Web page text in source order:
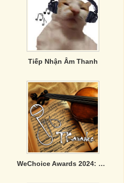
Tiếp Nhận Âm Thanh
WeChoice Awards 2024: Việt Nam Tôi Đó